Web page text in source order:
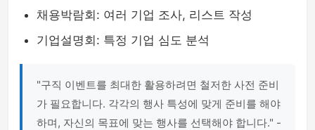
채용박람회: 여러 기업 조사, 리스트 작성
기업설명회: 특정 기업 심도 분석
"구직 이벤트를 최대한 활용하려면 철저한 사전 준비
가 필요합니다. 각각의 행사 특성에 맞게 준비를 해야
하며, 자신의 목표에 맞는 행사를 선택해야 합니다." -